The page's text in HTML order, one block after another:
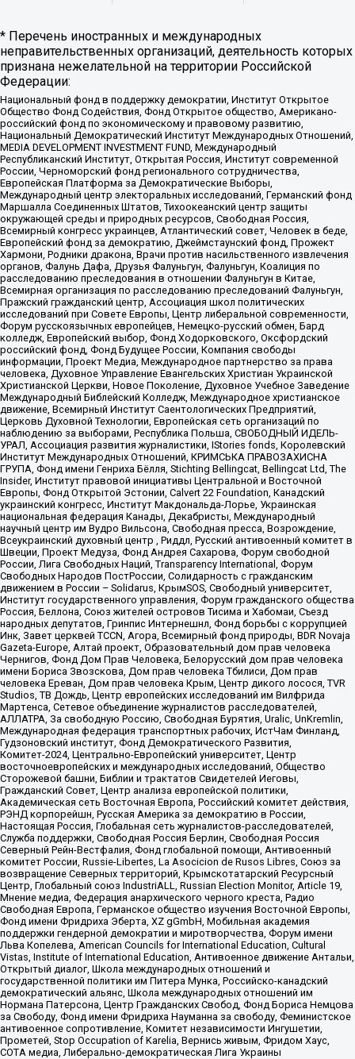
* Перечень иностранных и международных
неправительственных организаций, деятельность которых
признана нежелательной на территории Российской
Федерации:
Национальный фонд в поддержку демократии, Институт Открытое
Общество Фонд Содействия, Фонд Открытое общество, Американо-
российский фонд по экономическому и правовому развитию,
Национальный Демократический Институт Международных Отношений,
MEDIA DEVELOPMENT INVESTMENT FUND, Международный
Республиканский Институт, Открытая Россия, Институт современной
России, Черноморский фонд регионального сотрудничества,
Европейская Платформа за Демократические Выборы,
Международный центр электоральных исследований, Германский фонд
Маршалла Соединенных Штатов, Тихоокеанский центр защиты
окружающей среды и природных ресурсов, Свободная Россия,
Всемирный конгресс украинцев, Атлантический совет, Человек в беде,
Европейский фонд за демократию, Джеймстаунский фонд, Прожект
Хармони, Родники дракона, Врачи против насильственного извлечения
органов, Фалунь Дафа, Друзья Фалуньгун, Фалуньгун, Коалиция по
расследованию преследования в отношении Фалуньгун в Китае,
Всемирная организация по расследованию преследований Фалуньгун,
Пражский гражданский центр, Ассоциация школ политических
исследований при Совете Европы, Центр либеральной современности,
Форум русскоязычных европейцев, Немецко-русский обмен, Бард
колледж, Европейский выбор, Фонд Ходорковского, Оксфордский
российский фонд, Фонд Будущее России, Компания свободы
информации, Проект Медиа, Международное партнерство за права
человека, Духовное Управление Евангельских Христиан Украинской
Христианской Церкви, Новое Поколение, Духовное Учебное Заведение
Международный Библейский Колледж, Международное христианское
движение, Всемирный Институт Саентологических Предприятий,
Церковь Духовной Технологии, Европейская сеть организаций по
наблюдению за выборами, Республика Польша, СВОБОДНЫЙ ИДЕЛЬ-
УРАЛ, Ассоциация развития журналистики, IStories fonds, Королевский
Институт Международных Отношений, КРИМСЬКА ПРАВОЗАХИСНА
ГРУПА, Фонд имени Генриха Бёлля, Stichting Bellingcat, Bellingcat Ltd, The
Insider, Институт правовой инициативы Центральной и Восточной
Европы, Фонд Открытой Эстонии, Calvert 22 Foundation, Канадский
украинский конгресс, Институт Макдональда-Лорье, Украинская
национальная федерация Канады, Декабристы, Международный
научный центр им Вудро Вильсона, Свободная пресса, Возрождение,
Всеукраинский духовный центр , Риддл, Русский антивоенный комитет в
Швеции, Проект Медуза, Фонд Андрея Сахарова, Форум свободной
России, Лига Свободных Наций, Transparеncy International, Форум
Свободных Народов ПостРоссии, Солидарность с гражданским
движением в России – Solidarus, КрымSOS, Свободный университет,
Институт государственного управления, Форум гражданского общества
Россия, Беллона, Союз жителей островов Тисима и Хабомаи, Съезд
народных депутатов, Гринпис Интернешнл, Фонд борьбы с коррупцией
Инк, Завет церквей TCCN, Агора, Всемирный фонд природы, BDR Novaja
Gazeta-Europe, Алтай проект, Образовательный дом прав человека
Чернигов, Фонд Дом Прав Человека, Белорусский дом прав человека
имени Бориса Звозскова, Дом прав человека Тбилиси, Дом прав
человека Ереван, Дом прав человека Крым, Центр дикого лосося, TVR
Studios, ТВ Дождь, Центр европейских исследований им Вилфрида
Мартенса, Сетевое объединение журналистов расследователей,
АЛЛАТРА, За свободную Россию, Свободная Бурятия, Uralic, UnKremlin,
Международная федерация транспортных рабочих, ИстЧам Финланд,
Гудзоновский институт, Фонд Демократического Развития,
Комитет-2024, Центрально-Европейский университет, Центр
восточноевропейских и международных исследований, Общество
Сторожевой башни, Библии и трактатов Свидетелей Иеговы,
Гражданский Совет, Центр анализа европейской политики,
Академическая сеть Восточная Европа, Российский комитет действия,
РЭНД корпорейшн, Русская Америка за демократию в России,
Настоящая Россия, Глобальная сеть журналистов-расследователей,
Служба поддержки, Свободная Россия Берлин, Свободная Россия
Северный Рейн-Вестфалия, Фонд глобальной помощи, Антивоенный
комитет России, Russie-Libertes, La Asocicion de Rusos Libres, Союз за
возвращение Северных территорий, Крымскотатарский Ресурсный
Центр, Глобальный союз IndustriALL, Russian Election Monitor, Article 19,
Мнение медиа, Федерация анархического черного креста, Радио
Свободная Европа, Германское общество изучения Восточной Европы,
Фонд имени Фридриха Эберта, XZ gGmbH, Мобильная академия
поддержки гендерной демократии и миротворчества, Форум имени
Льва Копелева, American Councils for International Education, Cultural
Vistas, Institute of International Education, Антивоенное движение Антальи,
Открытый диалог, Школа международных отношений и
государственной политики им Питера Мунка, Российско-канадский
демократический альянс, Школа международных отношений им
Нормана Патерсона, Центр Гражданских Свобод, Фонд Бориса Немцова
за Свободу, Фонд имени Фридриха Науманна за свободу, Феминистское
антивоенное сопротивление, Комитет независимости Ингушетии,
Прометей, Stop Occupation of Karelia, Вернись живым, Фридом Хаус,
СОТА медиа, Либерально-демократическая Лига Украины